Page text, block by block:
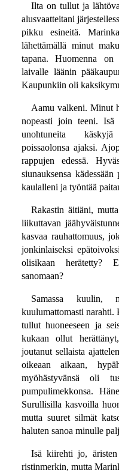
Ilta on tullut ja
alusvaatteitani
pikku esineitä.
lähettämällä minut
tapana. Huomenna on
laivalle läänin
Kaupunkiin oli
Aamu valkeni. Minut
nopeasti join teeni.
unohtuneita
poissaolonsa ajaksi.
rappujen edessä.
siunauksensa
kaulalleni ja työntää
Rakastin äitiäni,
liikuttavan
kasvaa rauhattomuus,
jonkinlaiseksi
olisikaan herätetty?
sanomaan?
Samassa kuulin,
kuulumattomasti narahti.
tullut huoneeseen ja
kukaan ollut
joutanut sellaista
oikeaan aikaan,
myöhästyvänsä oli
pumpulimekkonsa.
Surullisilla kasvoilla
mutta suuret silmät
haluten sanoa minulle
Isä kiirehti jo,
ristinmerkin, mutta